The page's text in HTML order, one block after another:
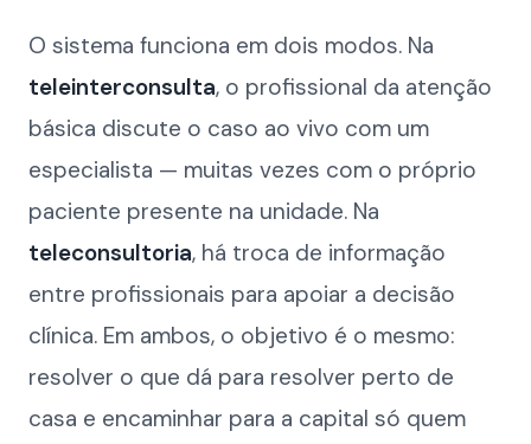
O sistema funciona em dois modos. Na
teleinterconsulta, o profissional da atenção
básica discute o caso ao vivo com um
especialista — muitas vezes com o próprio
paciente presente na unidade. Na
teleconsultoria, há troca de informação
entre profissionais para apoiar a decisão
clínica. Em ambos, o objetivo é o mesmo:
resolver o que dá para resolver perto de
casa e encaminhar para a capital só quem